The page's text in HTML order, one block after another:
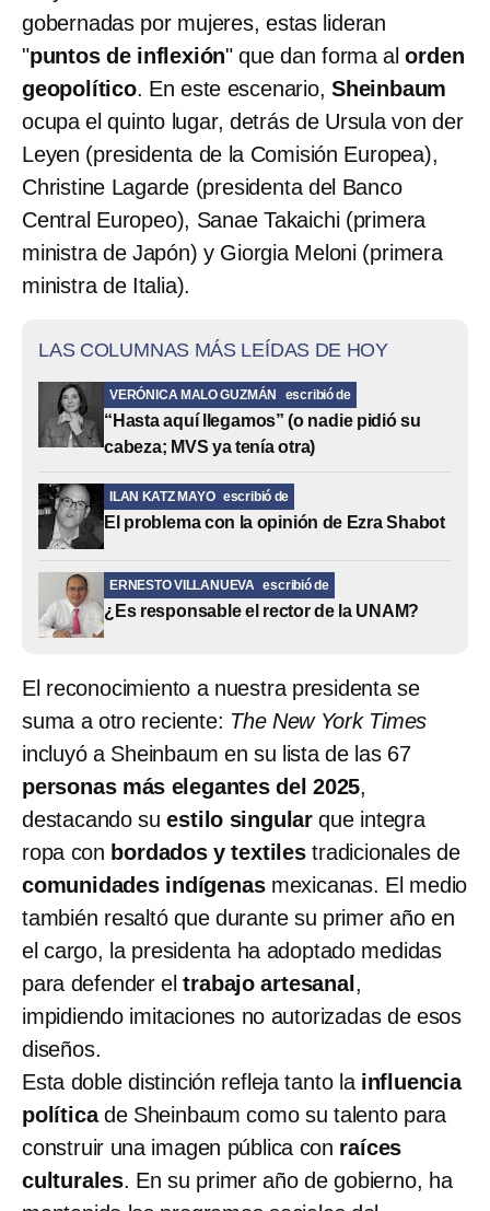
gobernadas por mujeres, estas lideran
"puntos de inflexión" que dan forma alorden
geopolítico. En este escenario,Sheinbaum
ocupa el quinto lugar, detrás de Ursula von der
Leyen (presidenta de la Comisión Europea),
Christine Lagarde (presidenta del Banco
Central Europeo), Sanae Takaichi (primera
ministra de Japón) y Giorgia Meloni (primera
ministra de Italia).
LAS COLUMNAS MÁS LEÍDAS DE HOY
VERÓNICA MALO GUZMÁN escribió de
“Hasta aquí llegamos” (o nadie pidió su
cabeza; MVS ya tenía otra)
ILAN KATZ MAYO escribió de
El problema con la opinión de Ezra Shabot
ERNESTO VILLANUEVA escribió de
¿Es responsable el rector de la UNAM?
El reconocimiento a nuestra presidenta se
suma a otro reciente: The New York Times
incluyó a Sheinbaum en su lista de las 67
personas más elegantes del 2025,
destacando suestilo singular que integra
ropa con bordados y textilestradicionales de
comunidades indígenasmexicanas. El medio
también resaltó que durante su primer año en
el cargo, la presidenta ha adoptado medidas
para defender eltrabajo artesanal ,
impidiendo imitaciones no autorizadas de esos
diseños.
Esta doble distinción refleja tanto la influencia
políticade Sheinbaum como su talento para
construir una imagen pública con raíces
culturales. En su primer año de gobierno, ha